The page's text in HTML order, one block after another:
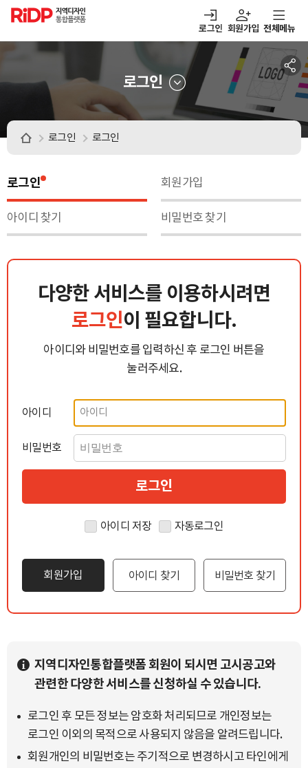
RiDP 지역디자인
통합플랫폼
로그인 회원가입
열기 알림마당
열기 아이디어뱅크
전체메뉴
로그인
로그인 로그인
로그인 회원가입
아이디 찾기 비밀번호 찾기
다양한 서비스를 이용하시려면
로그인이 필요합니다.
아이디와 비밀번호를 입력하신 후 로그인 버튼을
눌러주세요.
아이디
비밀번호
아이디 저장 자동로그인
회원가입 아이디 찾기 비밀번호 찾기
지역디자인통합플랫폼 회원이 되시면 고시공고와
관련한 다양한 서비스를 신청하실 수 있습니다.
로그인 후 모든 정보는 암호화 처리되므로 개인정보는
로그인 이외의 목적으로 사용되지 않음을 알려드립니다.
회원개인의 비밀번호는 주기적으로 변경하시고 타인에게